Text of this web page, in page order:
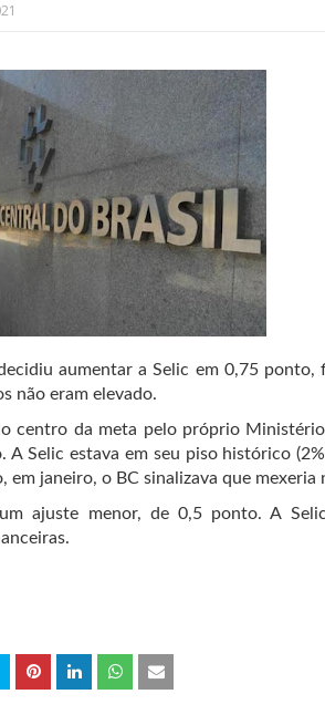
aumentar a Selic em 0,75 ponto,
não eram elevado.
centro da meta pelo próprio
Selic estava em seu piso histórico
em janeiro, o BC sinalizava que mexeria
ajuste menor, de 0,5 ponto. A